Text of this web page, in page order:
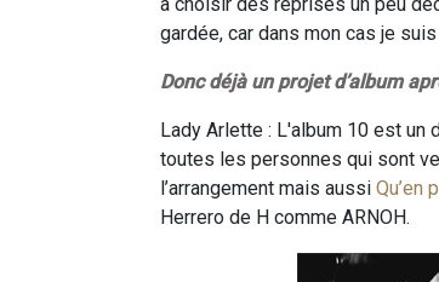
gardée, car dans mon cas je
Donc déjà un projet d’album
Lady Arlette : L'album 10 est un
toutes les personnes qui sont
l’arrangement mais aussi Qu’en
Herrero de H comme ARNOH.